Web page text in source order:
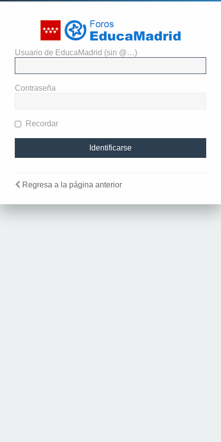
Usuario de EducaMadrid (sin @…)
Contraseña
Recordar
Regresa a la página anterior